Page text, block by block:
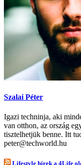
Szalai Péter
Igazi techninja, aki
van otthon, az ország
tisztelhetjük benne. Itt
peter@techworld.hu
Lifestyle hírek a 4Life